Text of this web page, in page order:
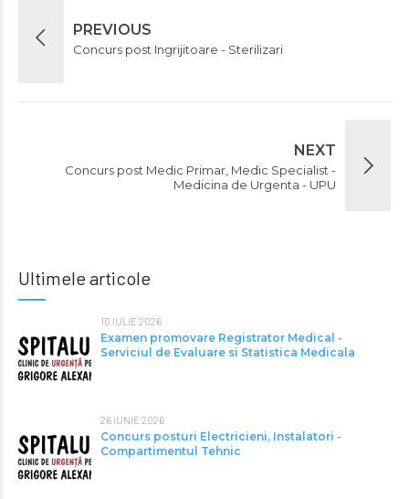
PREVIOUS
Concurs post Ingrijitoare - Sterilizari
NEXT
Concurs post Medic Primar, Medic Specialist -
Medicina de Urgenta - UPU
Ultimele articole
10 IULIE 2026
Examen promovare Registrator Medical -
Serviciul de Evaluare si Statistica Medicala
26 IUNIE 2026
Concurs posturi Electricieni, Instalatori -
Compartimentul Tehnic